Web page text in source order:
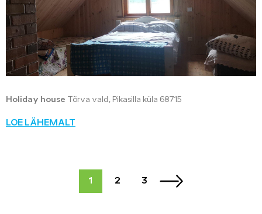
Holiday house Tõrva vald, Pikasilla küla 68715
LOE LÄHEMALT
1 2 3